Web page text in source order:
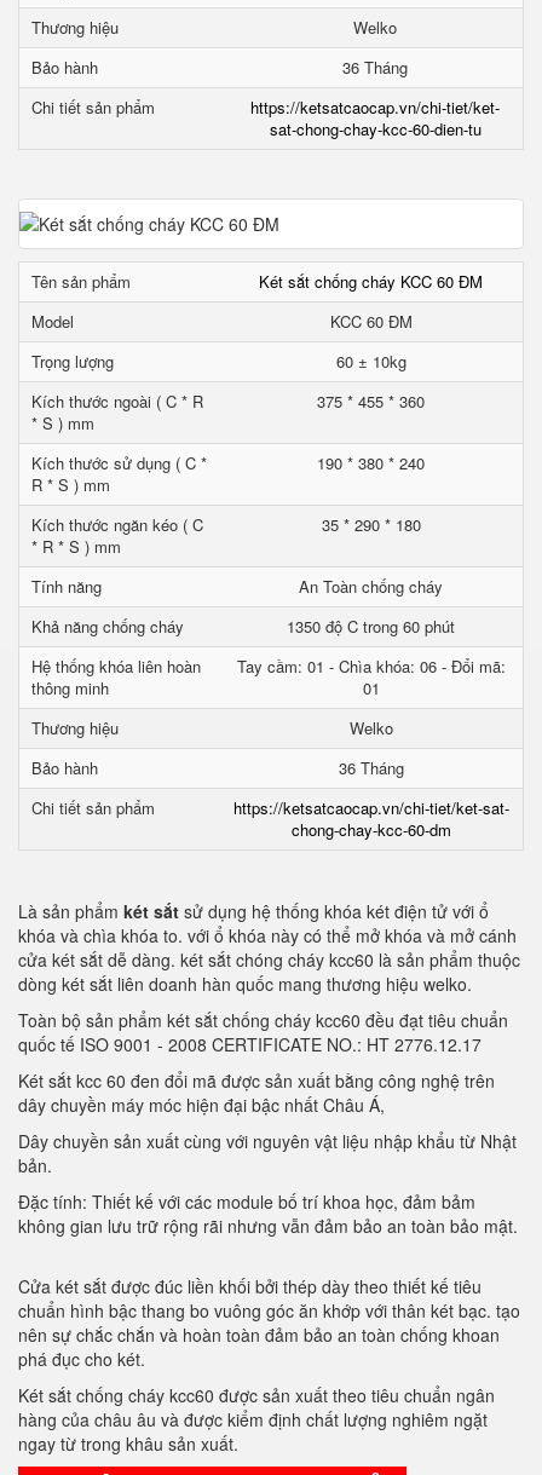
Thương hiệu
Welko
Bảo hành
36 Tháng
Chi tiết sản phẩm
https://ketsatcaocap.vn/chi-tiet/ket-
sat-chong-chay-kcc-60-dien-tu
Tên sản phẩm
Két sắt chống cháy KCC 60 ĐM
Model
KCC 60 ĐM
Trọng lượng
60 ± 10kg
Kích thước ngoài ( C * R
* S ) mm
375 * 455 * 360
Kích thước sử dụng ( C *
R * S ) mm
190 * 380 * 240
Kích thước ngăn kéo ( C
* R * S ) mm
35 * 290 * 180
Tính năng
An Toàn chống cháy
Khả năng chống cháy
1350 độ C trong 60 phút
Hệ thống khóa liên hoàn
thông minh
Tay cầm: 01 - Chìa khóa: 06 - Đổi mã:
01
Thương hiệu
Welko
Bảo hành
36 Tháng
Chi tiết sản phẩm
https://ketsatcaocap.vn/chi-tiet/ket-sat-
chong-chay-kcc-60-dm
Là sản phẩm két sắt sử dụng hệ thống khóa két điện tử với ổ
khóa và chìa khóa to. với ổ khóa này có thể mở khóa và mở cánh
cửa két sắt dễ dàng. két sắt chóng cháy kcc60 là sản phẩm thuộc
dòng két sắt liên doanh hàn quốc mang thương hiệu welko.
Toàn bộ sản phẩm két sắt chống cháy kcc60 đều đạt tiêu chuẩn
quốc tế ISO 9001 - 2008 CERTIFICATE NO.: HT 2776.12.17
Két sắt kcc 60 đen đổi mã được sản xuất bằng công nghệ trên
dây chuyền máy móc hiện đại bậc nhất Châu Á,
Dây chuyền sản xuất cùng với nguyên vật liệu nhập khẩu từ Nhật
bản.
Đặc tính: Thiết kế với các module bố trí khoa học, đảm bảm
không gian lưu trữ rộng rãi nhưng vẫn đảm bảo an toàn bảo mật.
Cửa két sắt được đúc liền khối bởi thép dày theo thiết kế tiêu
chuẩn hình bậc thang bo vuông góc ăn khớp với thân két bạc. tạo
nên sự chắc chắn và hoàn toàn đảm bảo an toàn chống khoan
phá đục cho két.
Két sắt chống cháy kcc60 được sản xuất theo tiêu chuẩn ngân
hàng của châu âu và được kiểm định chất lượng nghiêm ngặt
ngay từ trong khâu sản xuất.